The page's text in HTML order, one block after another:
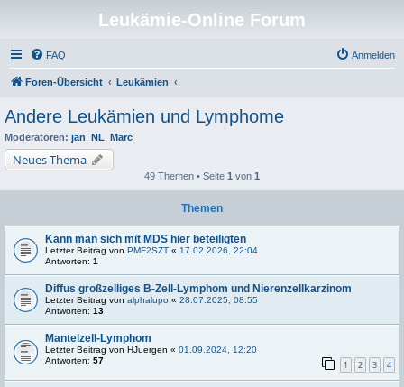
Leukämie-Online Forum
FAQ Anmelden
Foren-Übersicht Leukämien
Andere Leukämien und Lymphome
Moderatoren: jan NL Marc
Neues Thema
49 Themen • Seite 1 von 1
Themen
Kann man sich mit MDS hier beteiligten
Letzter Beitrag von PMF2SZT « 17.02.2026, 22:04
Antworten: 1
Diffus großzelliges B-Zell-Lymphom und Nierenzellkarzinom
Letzter Beitrag von alphalupo « 28.07.2025, 08:55
Antworten: 13
Mantelzell-Lymphom
Letzter Beitrag von HJuergen « 01.09.2024, 12:20
Antworten: 57 1 2 3 4